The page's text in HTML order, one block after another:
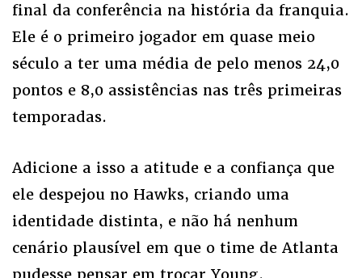
final da conferência na história da franquia.
Ele é o primeiro jogador em quase meio
século a ter uma média de pelo menos 24,0
pontos e 8,0 assistências nas três primeiras
temporadas.
Adicione a isso a atitude e a confiança que
ele despejou no Hawks, criando uma
identidade distinta, e não há nenhum
cenário plausível em que o time de Atlanta